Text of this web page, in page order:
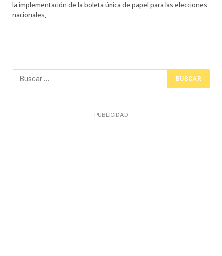
la implementación de la boleta única de papel para las elecciones
nacionales,
PUBLICIDAD